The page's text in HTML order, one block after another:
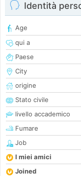
Identità
Age
qui a
Paese
City
origine
Stato civile
livello accademico
Fumare
Job
I miei amici
Joined